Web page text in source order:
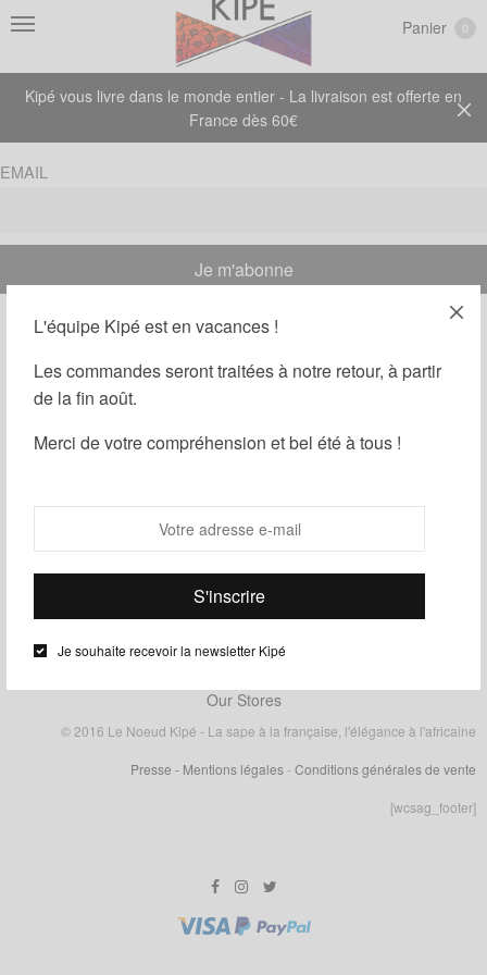
L'équipe Kipé est en vacances !
Les commandes seront traitées à notre retour, à partir
de la fin août.
Merci de votre compréhension et bel été à tous !
Je souhaite recevoir la newsletter Kipé
Kipé vous livre dans le monde entier - La livraison est offerte en
France dès 60€
Panier
EMAIL
Our Stores
© 2016 Le Noeud Kipé - La sape à la française, l'élégance à l'africaine
Presse - Mentions légales- Conditions générales de vente
[wcsag_footer]